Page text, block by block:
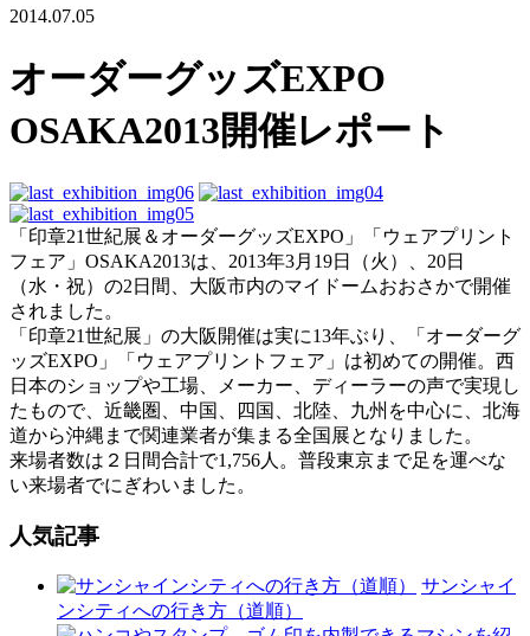
2014.07.05
オーダーグッズEXPO
OSAKA2013開催レポート
「印章21世紀展＆オーダーグッズEXPO」「ウェアプリント
フェア」OSAKA2013は、2013年3月19日（火）、20日
（水・祝）の2日間、大阪市内のマイドームおおさかで開催
されました。
「印章21世紀展」の大阪開催は実に13年ぶり、「オーダーグ
ッズEXPO」「ウェアプリントフェア」は初めての開催。西
日本のショップや工場、メーカー、ディーラーの声で実現し
たもので、近畿圏、中国、四国、北陸、九州を中心に、北海
道から沖縄まで関連業者が集まる全国展となりました。
来場者数は２日間合計で1,756人。普段東京まで足を運べな
い来場者でにぎわいました。
人気記事
サンシャイ
ンシティへの行き方（道順）